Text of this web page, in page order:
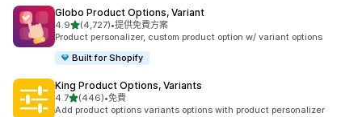
Globo Product Options, Variant
4.9滿分 5 顆星
(4,727)
共有 4727 則評價
•提供免費方案
Product personalizer, custom product option w/ variant options
Built for Shopify
King Product Options, Variants
4.7滿分 5 顆星
(446)
共有 446 則評價
•免費
Add product options variants options with product personalizer